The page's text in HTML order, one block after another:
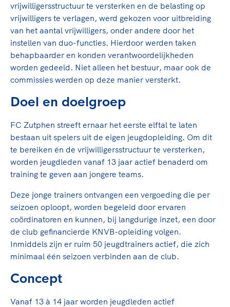
vrijwilligersstructuur te versterken en de belasting op
vrijwilligers te verlagen, werd gekozen voor uitbreiding
van het aantal vrijwilligers, onder andere door het
instellen van duo-functies. Hierdoor werden taken
behapbaarder en konden verantwoordelijkheden
worden gedeeld. Niet alleen het bestuur, maar ook de
commissies werden op deze manier versterkt.
Doel en doelgroep
FC Zutphen streeft ernaar het eerste elftal te laten
bestaan uit spelers uit de eigen jeugdopleiding. Om dit
te bereiken én de vrijwilligersstructuur te versterken,
worden jeugdleden vanaf 13 jaar actief benaderd om
training te geven aan jongere teams.
Deze jonge trainers ontvangen een vergoeding die per
seizoen oploopt, worden begeleid door ervaren
coördinatoren en kunnen, bij langdurige inzet, een door
de club gefinancierde KNVB-opleiding volgen.
Inmiddels zijn er ruim 50 jeugdtrainers actief, die zich
minimaal één seizoen verbinden aan de club.
Concept
Vanaf 13 à 14 jaar worden jeugdleden actief